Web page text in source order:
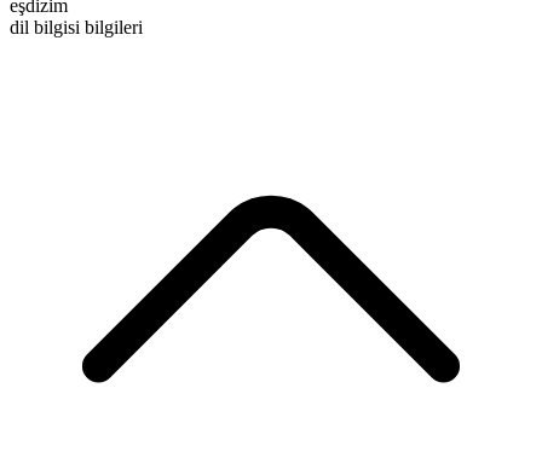
eşdizim
dil bilgisi bilgileri